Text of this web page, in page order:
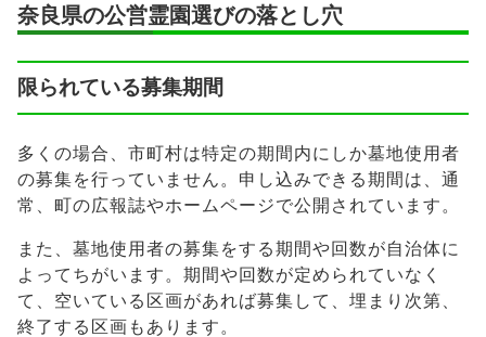
奈良県の公営霊園選びの落とし穴
限られている募集期間
多くの場合、市町村は特定の期間内にしか墓地使用者
の募集を行っていません。申し込みできる期間は、通
常、町の広報誌やホームページで公開されています。
また、墓地使用者の募集をする期間や回数が自治体に
よってちがいます。期間や回数が定められていなく
て、空いている区画があれば募集して、埋まり次第、
終了する区画もあります。